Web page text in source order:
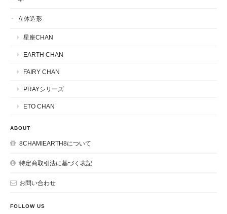
立体造形
星座CHAN
EARTH CHAN
FAIRY CHAN
PRAYシリーズ
ETO CHAN
ABOUT
8CHAMIEARTH8について
特定商取引法に基づく表記
お問い合わせ
FOLLOW US